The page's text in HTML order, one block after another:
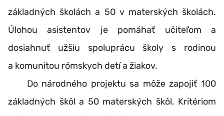
základných školách a 50 v materských školách.
Úlohou asistentov je pomáhať učiteľom a
dosiahnuť užšiu spoluprácu školy s rodinou
a komunitou rómskych detí a žiakov.
Do národného projektu sa môže zapojiť 100
základných škôl a 50 materských škôl. Kritériom